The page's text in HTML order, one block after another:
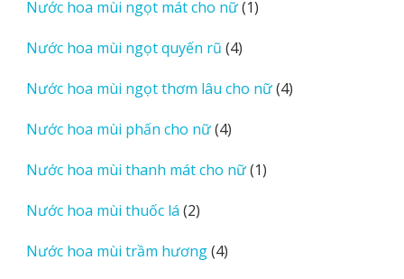
phẩm
Nước hoa mùi ngọt mát cho nữ 11
Nước hoa mùi ngọt quyến rũ 44
phẩm
Nước hoa mùi ngọt thơm lâu cho nữ 44
Nước hoa mùi phấn cho nữ 44
phẩm
Nước hoa mùi thanh mát cho nữ 11
Nước hoa mùi thuốc lá 22
phẩm
Nước hoa mùi trầm hương 44